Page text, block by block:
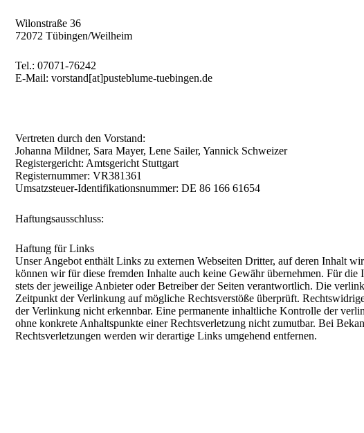
Wilonstraße 36
72072 Tübingen/Weilheim
Tel.: 07071-76242
E-Mail: vorstand[at]pusteblume-tuebingen.de
Vertreten durch den Vorstand:
Johanna Mildner, Sara Mayer, Lene Sailer, Yannick Schweizer
Registergericht: Amtsgericht Stuttgart
Registernummer: VR381361
Umsatzsteuer-Identifikationsnummer: DE 86 166 61654
Haftungsausschluss:
Haftung für Links
Unser Angebot enthält Links zu externen Webseiten Dritter, auf deren Inhalt
können wir für diese fremden Inhalte auch keine Gewähr übernehmen. Für die
stets der jeweilige Anbieter oder Betreiber der Seiten verantwortlich. Die
Zeitpunkt der Verlinkung auf mögliche Rechtsverstöße überprüft.
der Verlinkung nicht erkennbar. Eine permanente inhaltliche Kontrolle der
ohne konkrete Anhaltspunkte einer Rechtsverletzung nicht zumutbar. Bei
Rechtsverletzungen werden wir derartige Links umgehend entfernen.